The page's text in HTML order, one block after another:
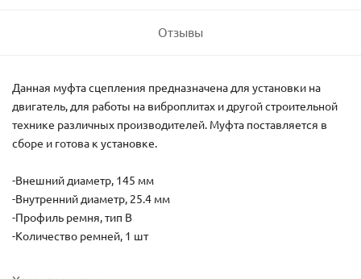
Отзывы
Данная муфта сцепления предназначена для установки на
двигатель, для работы на виброплитах и другой строительной
технике различных производителей. Муфта поставляется в
сборе и готова к установке.
-Внешний диаметр, 145 мм
-Внутренний диаметр, 25.4 мм
-Профиль ремня, тип В
-Количество ремней, 1 шт